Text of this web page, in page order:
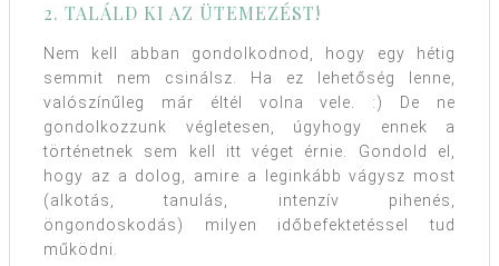
2. TALÁLD KI AZ ÜTEMEZÉST!
Nem kell abban gondolkodnod, hogy egy hétig
semmit nem csinálsz. Ha ez lehetőség lenne,
valószínűleg már éltél volna vele. :) De ne
gondolkozzunk végletesen, úgyhogy ennek a
történetnek sem kell itt véget érnie. Gondold el,
hogy az a dolog, amire a leginkább vágysz most
(alkotás, tanulás, intenzív pihenés,
öngondoskodás) milyen időbefektetéssel tud
működni.